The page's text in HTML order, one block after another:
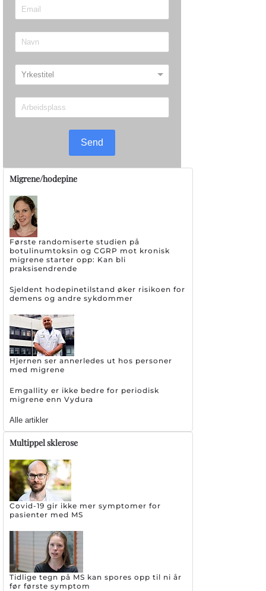
Send
Migrene/hodepine
Første randomiserte studien på
botulinumtoksin og CGRP mot kronisk
migrene starter opp: Kan bli
praksisendrende
Sjeldent hodepinetilstand øker risikoen for
demens og andre sykdommer
Hjernen ser annerledes ut hos personer
med migrene
Emgallity er ikke bedre for periodisk
migrene enn Vydura
Alle artikler
Multippel sklerose
Covid-19 gir ikke mer symptomer for
pasienter med MS
Tidlige tegn på MS kan spores opp til ni år
før første symptom